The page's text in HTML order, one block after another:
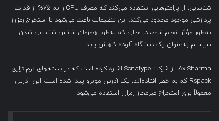
شناسایی، از پارامترهایی استفاده می‌کند که مصرف CPU را به ۷۵% از قدرت
پردازشی موجود محدود می‌کند. این تنظیمات باعث می‌شود تا استخراج رمزارز
به‌طور مؤثر انجام شود، در حالی که به‌طور همزمان شانس شناسایی شدن
سیستم به‌عنوان یک دستگاه آلوده کاهش یابد.
Ax Sharma از شرکت Sonatype اشاره کرده است که در بسته‌های نرم‌افزاری
Rspack که به خطر افتاده‌اند، یک آدرس مونرو پیدا شده است. این آدرس
معمولاً برای استخراج غیرمجاز رمزارز استفاده می‌شود.